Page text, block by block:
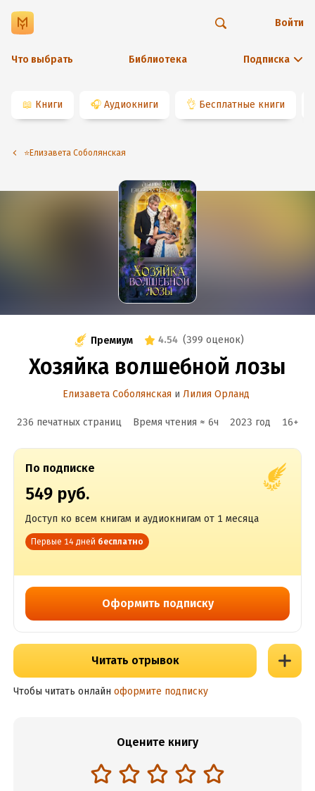
Что выбрать Библиотека Подписка
Войти
📖 Книги 🎧 Аудиокниги 👌 Бесплатные книги
⭐️Елизавета Соболянская
Премиум 4.54 (399 оценок)
Хозяйка волшебной лозы
Елизавета Соболянская и Лилия Орланд
236 печатных страниц Время чтения ≈ 6ч 2023 год 16+
По подписке
549 руб.
Доступ ко всем книгам и аудиокнигам от 1 месяца
Первые 14 дней бесплатно
Оформить подписку
Читать отрывок
Чтобы читать онлайн оформите подписку
Оцените книгу